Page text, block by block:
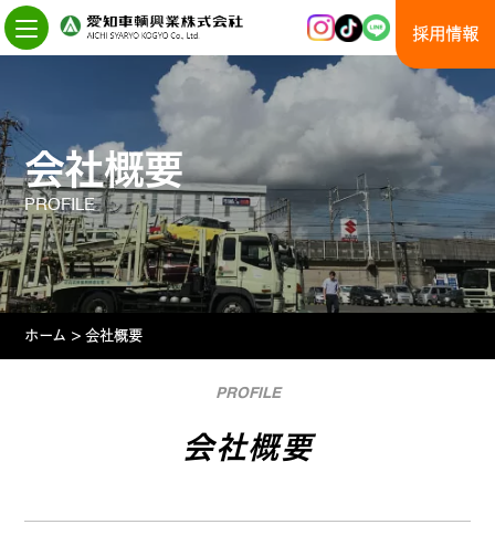
Skip
to
the
採用情報
会社概要
PROFILE
ホーム >会社概要
PROFILE
会社概要